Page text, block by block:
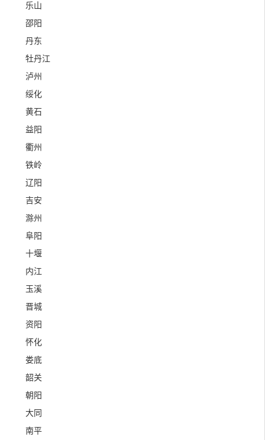
乐山
邵阳
丹东
牡丹江
泸州
绥化
黄石
益阳
衢州
铁岭
辽阳
吉安
滁州
阜阳
十堰
内江
玉溪
晋城
资阳
怀化
娄底
韶关
朝阳
大同
南平